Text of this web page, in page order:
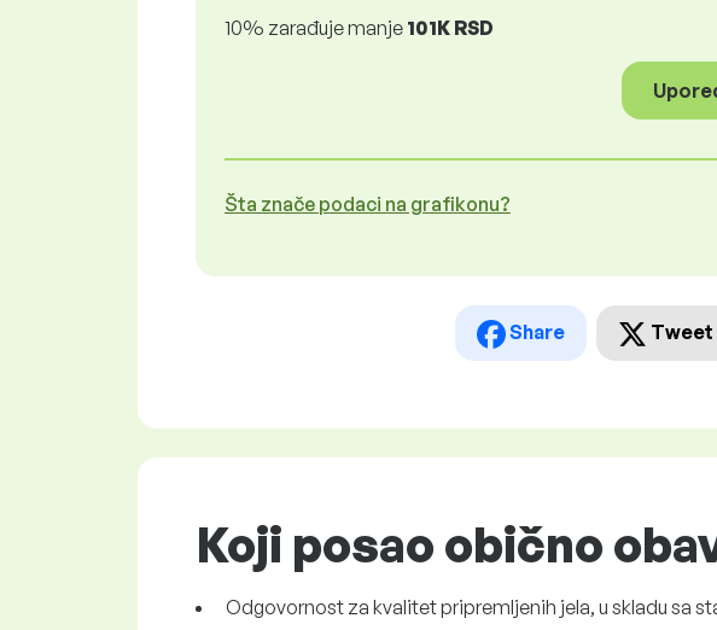
10% zarađuje manje 101K RSD
Šta znače podaci na grafikonu?
Share Tweet
Koji posao obično
Odgovornost za kvalitet pripremljenih jela, u skladu sa